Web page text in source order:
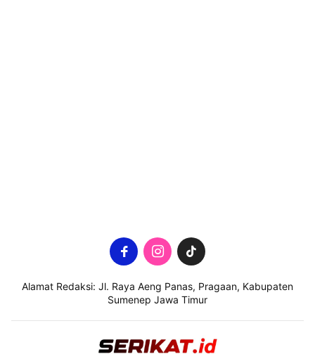
Alamat Redaksi: Jl. Raya Aeng Panas, Pragaan, Kabupaten
Sumenep Jawa Timur